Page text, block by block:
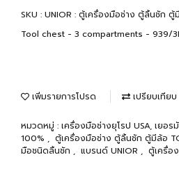
SKU : UNIOR : ตู้เครื่องมือช่าง ตู้ลิ้นชัก
Tool chest - 3 compartments - 939/
เพิ่มรายการโปรด เปรียบเทียบ
หมวดหมู่ : เครื่องมือช่างยุโรป USA, เยอ
100% , ตู้เครื่องมือช่าง ตู้ลิ้นชัก ตู้มีล้อ
มือชนิดลิ้นชัก , แบรนด์ UNIOR , ตู้เครื่อ